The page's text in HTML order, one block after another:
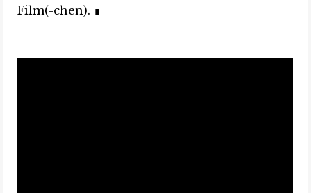
Film(-chen). ∎